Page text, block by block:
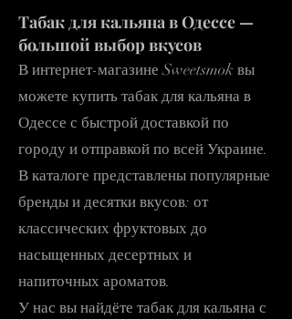
Табак для кальяна в Одессе —
большой выбор вкусов
В интернет-магазине Sweetsmok вы
можете купить табак для кальяна в
Одессе с быстрой доставкой по
городу и отправкой по всей Украине.
В каталоге представлены популярные
бренды и десятки вкусов: от
классических фруктовых до
насыщенных десертных и
напиточных ароматов.
У нас вы найдёте табак для кальяна с